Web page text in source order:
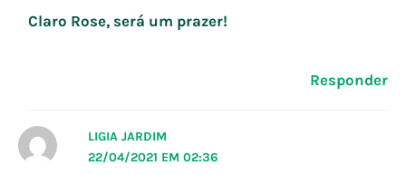
Claro Rose, será um prazer!
Responder
LIGIA JARDIM
22/04/2021 EM 02:36